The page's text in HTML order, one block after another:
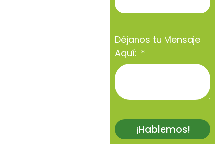
Déjanos tu Mensaje
Aquí:
¡Hablemos!